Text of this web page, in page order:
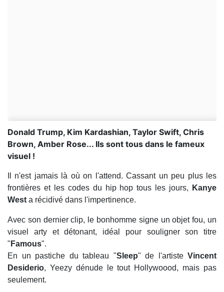
Donald Trump, Kim Kardashian, Taylor Swift, Chris
Brown, Amber Rose... Ils sont tous dans le fameux
visuel !
Il n'est jamais là où on l'attend. Cassant un peu plus les
frontières et les codes du hip hop tous les jours,
Kanye
West a récidivé dans l'impertinence.
Avec son dernier clip, le bonhomme signe un objet fou, un
visuel arty et détonant, idéal pour souligner son titre
" Famous".
En un pastiche du tableau "Sleep" de l'artiste Vincent
Desiderio, Yeezy dénude le tout Hollywoood, mais pas
seulement.